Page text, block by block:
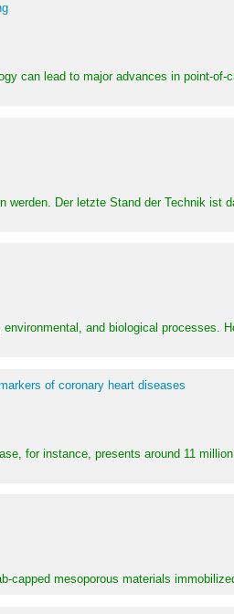
can lead to major advances in point-
Der letzte Stand der Technik ist
and biological processes.
of coronary heart diseases
for instance, presents around 11
capped mesoporous materials